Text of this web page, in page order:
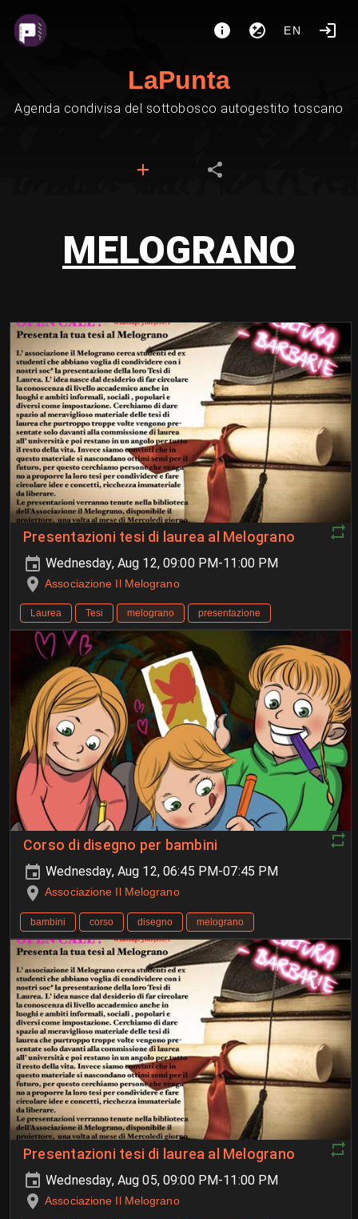
EN
LaPunta
Agenda condivisa del sottobosco autogestito toscano
MELOGRANO
Presentazioni tesi di laurea al Melograno
Wednesday, Aug 12, 09:00 PM-11:00 PM
Associazione Il Melograno
Laurea Tesi melograno presentazione
Corso di disegno per bambini
Wednesday, Aug 12, 06:45 PM-07:45 PM
Associazione Il Melograno
bambini corso disegno melograno
Presentazioni tesi di laurea al Melograno
Wednesday, Aug 05, 09:00 PM-11:00 PM
Associazione Il Melograno